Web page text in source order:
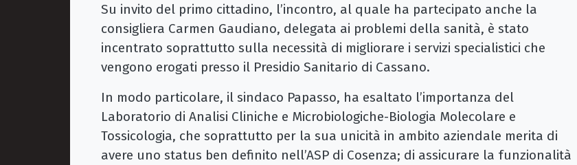
Su invito del primo cittadino, l’incontro, al quale ha partecipato anche la
consigliera Carmen Gaudiano, delegata ai problemi della sanità, è stato
incentrato soprattutto sulla necessità di migliorare i servizi specialistici che
vengono erogati presso il Presidio Sanitario di Cassano.
In modo particolare, il sindaco Papasso, ha esaltato l’importanza del
Laboratorio di Analisi Cliniche e Microbiologiche-Biologia Molecolare e
Tossicologia, che soprattutto per la sua unicità in ambito aziendale merita di
avere uno status ben definito nell’ASP di Cosenza; di assicurare la funzionalità